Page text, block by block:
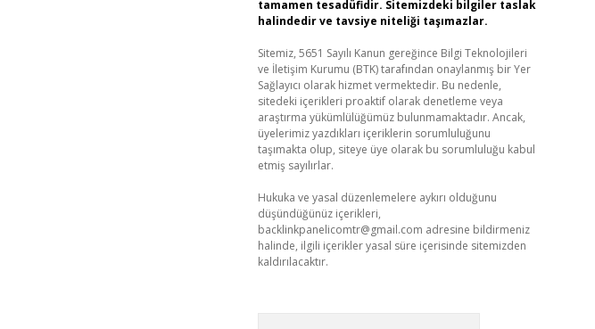
tamamen tesadüfidir. Sitemizdeki bilgiler taslak
halindedir ve tavsiye niteliği taşımazlar.
Sitemiz, 5651 Sayılı Kanun gereğince Bilgi Teknolojileri
ve İletişim Kurumu (BTK) tarafından onaylanmış bir Yer
Sağlayıcı olarak hizmet vermektedir. Bu nedenle,
sitedeki içerikleri proaktif olarak denetleme veya
araştırma yükümlülüğümüz bulunmamaktadır. Ancak,
üyelerimiz yazdıkları içeriklerin sorumluluğunu
taşımakta olup, siteye üye olarak bu sorumluluğu kabul
etmiş sayılırlar.
Hukuka ve yasal düzenlemelere aykırı olduğunu
düşündüğünüz içerikleri,
backlinkpanelicomtr@gmail.com adresine bildirmeniz
halinde, ilgili içerikler yasal süre içerisinde sitemizden
kaldırılacaktır.